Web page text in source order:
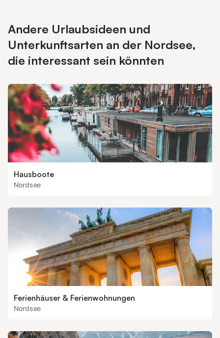
Andere Urlaubsideen und
Unterkunftsarten an der Nordsee,
die interessant sein könnten
Hausboote
Nordsee
Ferienhäuser & Ferienwohnungen
Nordsee